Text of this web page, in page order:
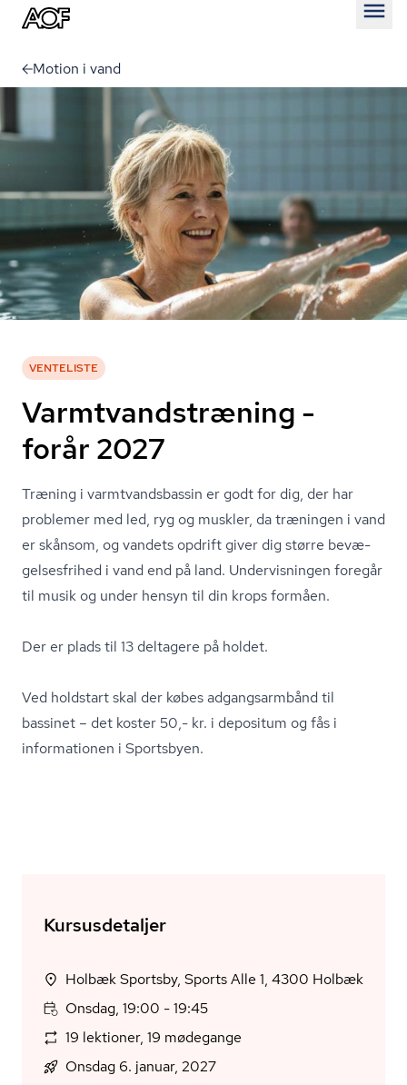
Motion i vand
VENTELISTE
Varmtvandstræning -
forår 2027
Træning i varmtvands­bas­sin er godt for dig, der har
problemer med led, ryg og muskler, da træningen i vand
er skånsom, og vandets opdrift giver dig større be­væ­
gel­ses­fri­hed i vand end på land. Undervisningen foregår
til musik og under hensyn til din krops formåen.
Der er plads til 13 deltagere på holdet.
Ved holdstart skal der købes adgangsarmbånd til
bassinet – det koster 50,- kr. i depositum og fås i
informationen i Sportsbyen.
Kursusdetaljer
Holbæk Sportsby, Sports Alle 1, 4300 Holbæk
Onsdag, 19:00 - 19:45
19 lektioner, 19 mødegange
Onsdag 6. januar, 2027